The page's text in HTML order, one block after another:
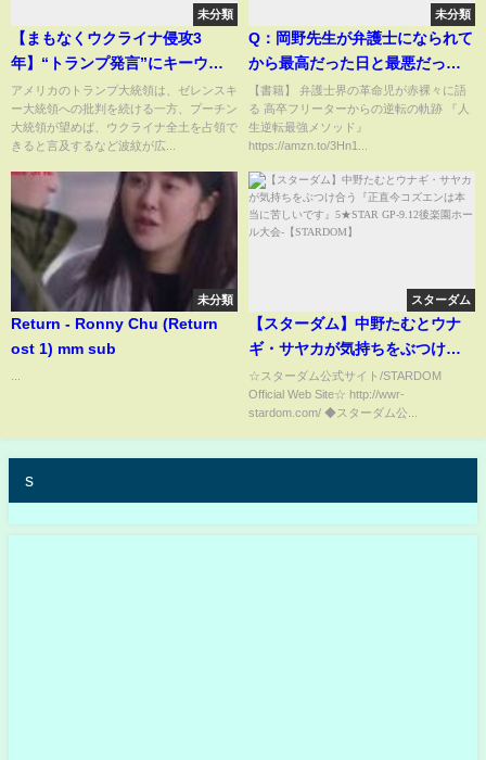
未分類
【まもなくウクライナ侵攻3
年】“トランプ発言”にキーウ市
民は…
アメリカのトランプ大統領は、ゼレンスキ
ー大統領への批判を続ける一方、プーチン
大統領が望めば、ウクライナ全土を占領で
きると言及するなど波紋が広...
未分類
Q：岡野先生が弁護士になられて
から最高だった日と最悪だった
日を教えてください！#Shorts
【書籍】 弁護士界の革命児が赤裸々に語
る 高卒フリーターからの逆転の軌跡 『人
生逆転最強メソッド』
https://amzn.to/3Hn1...
未分類
Return - Ronny Chu (Return
ost 1) mm sub
スターダム
【スターダム】中野たむとウナ
ギ・サヤカが気持ちをぶつけ合
う『正直今コズエンは本当に苦
しいです』5★STAR GP-9.12後
楽園ホール大会-【STARDOM】
☆スターダム公式サイト/STARDOM
Official Web Site☆ http://wwr-
stardom.com/ ◆スターダム公...
s